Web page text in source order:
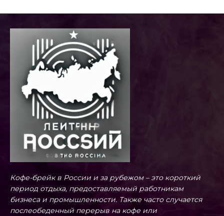
Кофе-брейк в России и за рубежом – это короткий
период отдыха, предоставляемый работникам
бизнеса и промышленности. Также часто случается
послеобеденный перерыв на кофе или